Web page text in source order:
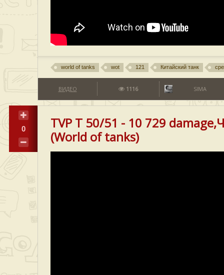
world of tanks wot 121 Китайский танк
ВИДЕО 1116 SIMA
0
TVP T 50/51 - 10 729
(World of tanks)